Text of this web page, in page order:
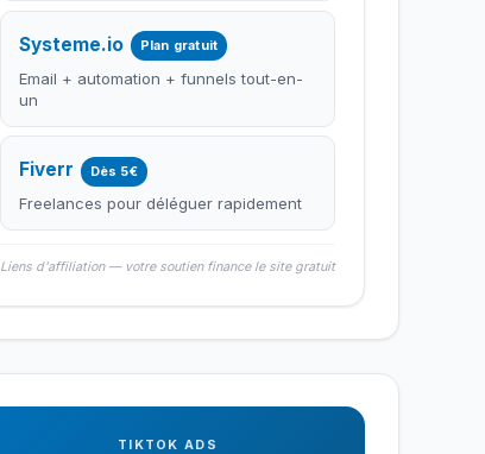
Systeme.io Plan gratuit
Email + automation + funnels tout-en-
un
Fiverr Dès 5€
Freelances pour déléguer rapidement
Liens d'affiliation — votre soutien finance le site gratuit
TIKTOK ADS